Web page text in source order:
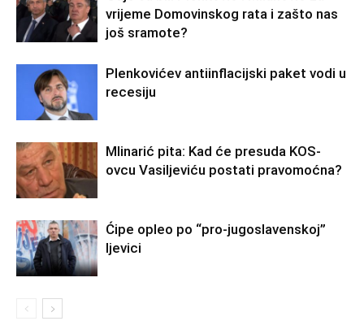
vrijeme Domovinskog rata i zašto nas
još sramote?
Plenkovićev antiinflacijski paket vodi u
recesiju
Mlinarić pita: Kad će presuda KOS-
ovcu Vasiljeviću postati pravomoćna?
Ćipe opleo po “pro-jugoslavenskoj”
ljevici